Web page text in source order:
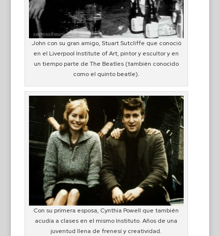
John con su gran amigo, Stuart Sutcliffe que conoció
en el Liverpool Institute of Art, pintor y escultor y en
un tiempo parte de The Beatles (también conocido
como el quinto beatle).
Con su primera esposa, Cynthia Powell que también
acudía a clases en el mismo Instituto. Años de una
juventud llena de frenesí y creatividad.